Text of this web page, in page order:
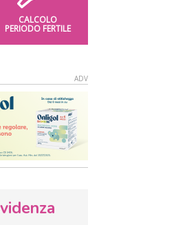
CALCOLO
PERIODO FERTILE